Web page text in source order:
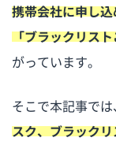
携帯会社に申し
「ブラックリス
がっています。
そこで本記事では、
スク、ブラック